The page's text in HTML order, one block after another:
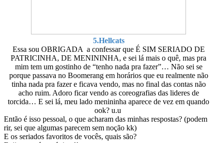
5.Hellcats
Essa sou OBRIGADA a confessar que É SIM SERIADO DE
PATRICINHA, DE MENININHA, e sei lá mais o quê, mas pra
mim tem um gostinho de “tenho nada pra fazer”… Não sei se
porque passava no Boomerang em horários que eu realmente não
tinha nada pra fazer e ficava vendo, mas no final das contas não
acho ruim. Adoro ficar vendo as coreografias das lideres de
torcida… E sei lá, meu lado menininha aparece de vez em quando
ook? u.u
Então é isso pessoal, o que acharam das minhas respostas? (podem
rir, sei que algumas parecem sem noção kk)
E os seriados favoritos de vocês, quais são?